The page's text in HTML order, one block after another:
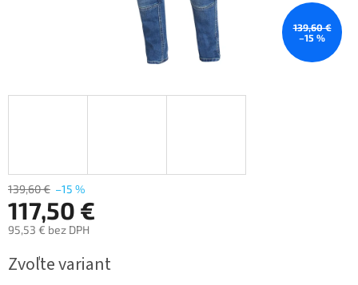
139,60 €
–15 %
139,60 € –15 %
117,50 €
95,53 € bez DPH
cena:
Zvoľte variant